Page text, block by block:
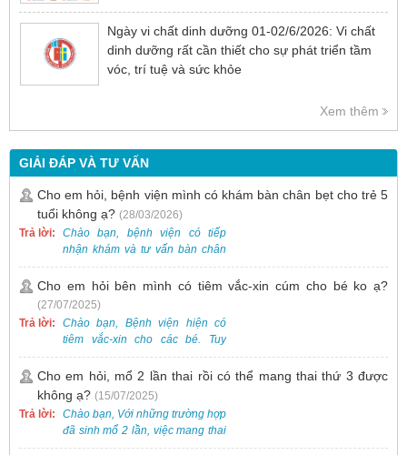
Ngày vi chất dinh dưỡng 01-02/6/2026: Vi chất
dinh dưỡng rất cần thiết cho sự phát triển tầm
vóc, trí tuệ và sức khỏe
Xem thêm
GIẢI ĐÁP VÀ TƯ VẤN
Cho em hỏi, bệnh viện mình có khám bàn chân bẹt cho trẻ 5
tuổi không ạ? (28/03/2026)
Trả lời:
Chào bạn, bệnh viện có tiếp
nhận khám và tư vấn bàn chân
bẹt cho trẻ em, bao gồm cả trẻ 5
tuổi. Bạn có thể đưa bé đến
Khoa Khám bệnh của bệnh viện
để được bác sĩ chuyên khoa
thăm khám. Ngoài ra, để thuận
tiện hơn, bạn có thể đặt lịch
0988 270 115. Nếu cần hỗ trợ
thêm, vui lòng liên hệ qua Zalo
hoặc Fanpage Bệnh viện Việt
Nam - Thụy Điển Uông Bí.
Cho em hỏi bên mình có tiêm vắc-xin cúm cho bé ko ạ?
(27/07/2025)
Trả lời:
Chào bạn, Bệnh viện hiện có
tiêm vắc-xin cho các bé. Tuy
nhiên, các loại vắc-xin thường về
theo từng đợt, không phải lúc
nào cũng có sẵn.
Cho em hỏi, mổ 2 lần thai rồi có thể mang thai thứ 3 được
không ạ? (15/07/2025)
Trả lời:
Chào bạn, Với những trường hợp
đã sinh mổ 2 lần, việc mang thai
lần 3 vẫn có thể thực hiện được.